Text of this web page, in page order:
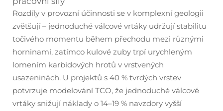
Rozdíly v provozní účinnosti se v komplexní geologii
zvětšují – jednoduché válcové vrtáky udržují stabilitu
točivého momentu během přechodu mezi různými
horninami, zatímco kulové zuby trpí urychleným
lomením karbidových hrotů v vrstvených
usazeninách. U projektů s 40 % tvrdých vrstev
potvrzuje modelování TCO, že jednoduché válcové
vrtáky snižují náklady o 14–19 % navzdory vyšší